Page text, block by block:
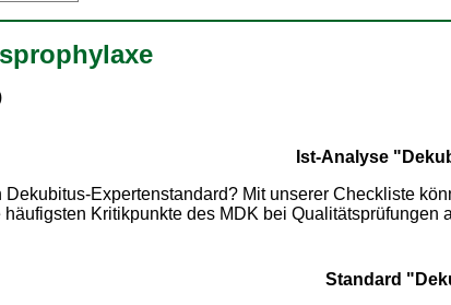
Ist-Analyse
Dekubitus-Expertenstandard? Mit unserer Checkliste
Kritikpunkte des MDK bei Qualitätsprüfungen
Standard